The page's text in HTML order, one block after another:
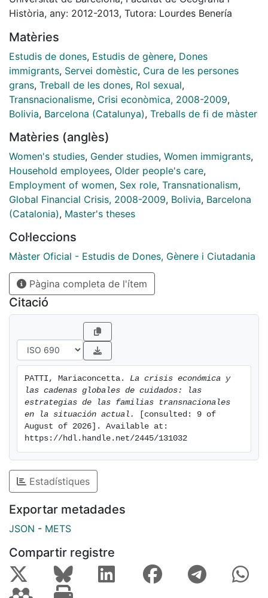
basada en el hecho de que el enorme aumento de
ha tenido una repercusión directa sobre las
oportunidades de trabajo para las mujeres
migradas en el sector del trabajo de cuidado, en
cuanto ha habido una fuerte reducción de los
presupuestos familiares. Para corroborar esta
hipótesis he realizado un trabajo de campo y he
colectivo boliviano, en Barcelona, empleadas en el
servicio domestico y/o trabajo de cuidados y
doméstico. La elección de un colectivo específico ha
sido determinada por la exigencia de acotar el campo
de la investigación.
Història, any: 2012-2013, Tutora: Lourdes Benería
Matèries
Estudis de dones, Estudis de gènere, Dones
immigrants, Servei domèstic, Cura de les persones
grans, Treball de les dones, Rol sexual,
Transnacionalisme, Crisi econòmica, 2008-2009,
Bolivia, Barcelona (Catalunya), Treballs de fi de màster
Matèries (anglès)
Women's studies, Gender studies, Women immigrants,
Household employees, Older people's care,
Employment of women, Sex role, Transnationalism,
Global Financial Crisis, 2008-2009, Bolivia, Barcelona
(Catalonia), Master's theses
Col·leccions
Màster Oficial - Estudis de Dones, Gènere i Ciutadania
Pàgina completa de l'ítem
Citació
PATTI, Mariaconcetta. La crisis económica y
las cadenas globales de cuidados: las
estrategias de las familias transnacionales
en la situación actual.
[consulted: 9 of
August of 2026]. Available at:
https://hdl.handle.net/2445/131032
Estadístiques
Exportar metadades
JSON - METS
Compartir registre